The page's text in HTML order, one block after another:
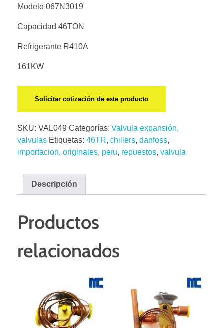
Modelo 067N3019
Capacidad 46TON
Refrigerante R410A
161KW
Solicitar cotización de este producto
SKU: VAL049 Categorías: Valvula expansión,
valvulas Etiquetas: 46TR, chillers, danfoss,
importacion, originales, peru, repuestos, valvula
Descripción
Productos
relacionados